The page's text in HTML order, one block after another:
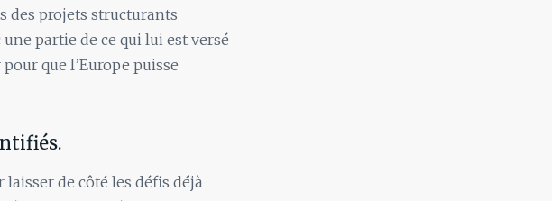
des projets structurants
partie de ce qui lui est versé
que l’Europe puisse
de côté les défis déjà